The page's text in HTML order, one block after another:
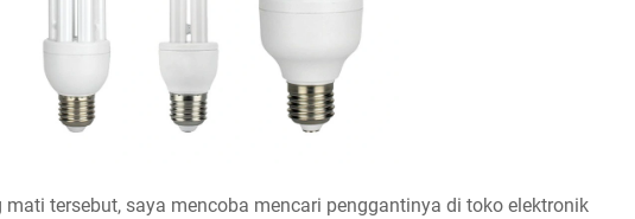
tersebut, saya mencoba mencari penggantinya di toko elektronik